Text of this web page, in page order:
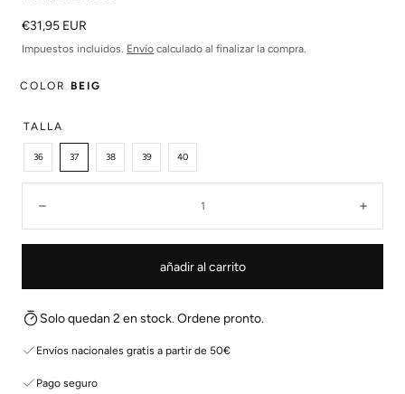
modal
Precio
regular
€31,95 EUR
Impuestos incluidos. Envío calculado al finalizar la compra.
COLOR BEIG
TALLA
36 37 38 39 40
añadir al carrito
Solo quedan 2 en stock. Ordene pronto.
Envíos nacionales gratis a partir de 50€
Pago seguro